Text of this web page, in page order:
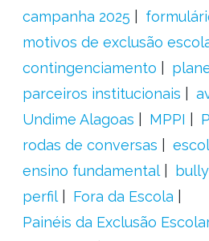
campanha 2025
motivos de exclusão
contingenciamento
parceiros institucionais
Undime Alagoas
MPPI
rodas de conversas
ensino fundamental
perfil
Fora da Escola
Painéis da Exclusão